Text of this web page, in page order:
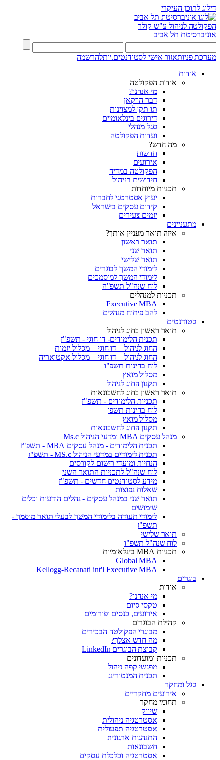
דילוג לתוכן העיקרי
הפקולטה לניהול ע"ש קולר
אוניברסיטת תל אביב
מערכת פניותאזור אישי לסטודנטים.יותלהרשמה
אודות
אודות הפקולטה
מי אנחנו?
דבר הדקאן
תו תקן למצוינות
דירוגים בינלאומיים
סגל מנהלי
ועדות הפקולטה
מה חדש?
חדשות
אירועים
הפקולטה במדיה
חידושים בניהול
תכניות מיוחדות
יעוץ אסטרטגי לחברות
קידום עסקים בישראל
יזמים צעירים
מתעניינים
איזה תואר מעניין אותך?
תואר ראשון
תואר שני
תואר שלישי
לימודי המשך לבוגרים
לימודי המשך למוסמכים
לוח שנה"ל תשפ"ה
תכניות למנהלים
Executive MBA
להב פיתוח מנהלים
סטודנטים
תואר ראשון בחוג לניהול
תכנית הלימודים- דו חוגי - תשפ"ז
החוג לניהול – דו חוגי – מסלול יזמות
החוג לניהול – דו חוגי – מסלול אקטואריה
לוח בחינות תשפ"ו
מסלול מואץ
תקנון החוג לניהול
תואר ראשון בחוג לחשבונאות
תכניות הלימודים - תשפ"ז
לוח בחינות תשפו
מסלול מואץ
תקנון החוג לחשבונאות
מנהל עסקים MBA ומדעי הניהול Ms.c
תכנית הלימודים - מנהל עסקים MBA - תשפ"ז
תכנית לימודים במדעי הניהול MS.c - תשפ"ז
הנחיות ומועדי רישום לקורסים
לוח שנה"ל לתכניות התואר השני
מידע לסטודנטים חדשים - תשפ"ז
שאלות נפוצות
תואר שני במנהל עסקים - נהלים הודעות וכלים
שימושים
לימודי תעודה בלימודי המשך לבעלי תואר מוסמך -
תשפ"ז
תואר שלישי
לוח שנה"ל תשפ"ו
תכניות MBA בינלאומיות
Global MBA
Kellogg-Recanati int'l Executive MBA
בוגרים
אודות
מי אנחנו?
טקסי סיום
אירועים, כנסים ופורומים
קהילת הבוגרים
מבוגרי הפקולטה הבכירים
מה חדש אצלך?
קבוצת הבוגרים LinkedIn
תכניות ומועדונים
מפגשי קפה ניהול
תכנית המנטורינג
סגל ומחקר
אירועים מחקריים
תחומי מחקר
שיווק
אסטרטגיה ניהולית
אסטרטגיה תפעולית
התנהגות ארגונית
חשבונאות
אסטרטגיה וכלכלת עסקים